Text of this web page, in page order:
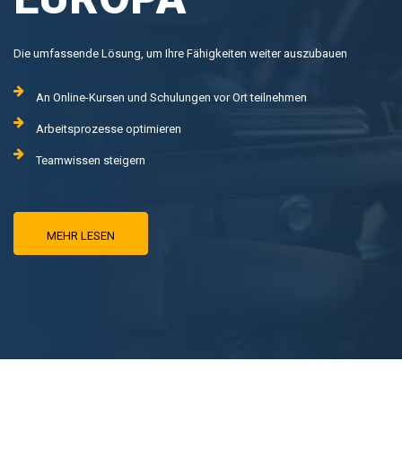
Die umfassende Lösung, um Ihre Fähigkeiten weiter auszubauen
An Online-Kursen und Schulungen vor Ort teilnehmen
Arbeitsprozesse optimieren
Teamwissen steigern
MEHR LESEN